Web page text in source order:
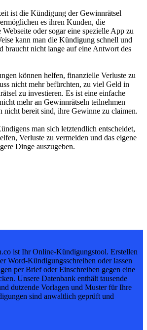
ist die Kündigung der Gewinnrätsel
es ihren Kunden, die
oder sogar eine spezielle App zu
kann man die Kündigung schnell und
braucht nicht lange auf eine Antwort des
können helfen, finanzielle Verluste zu
nicht mehr befürchten, zu viel Geld in
zu investieren. Es ist eine einfache
mehr an Gewinnrätseln teilnehmen
nicht bereit sind, ihre Gewinne zu claimen.
man sich letztendlich entscheidet,
Verluste zu vermeiden und das eigene
Dinge auszugeben.
ist Ihr Online-Kündigungstool. Erstellen
Word-Kündigungsschreiben oder lassen
per Brief oder Einschreiben gegen eine
Unsere Datenbank enthält tausende
dutzende Vorlagen und Muster für Ihre
sind anwaltlich geprüft und